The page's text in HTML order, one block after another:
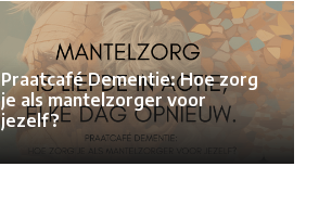
Praatcafé Dementie: Hoe zorg
je als mantelzorger voor
jezelf?